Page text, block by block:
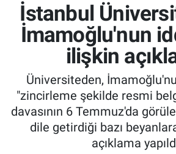
İstanbul
İmamoğlu'nun
ilişkin
Üniversiteden,
"zincirleme şekilde resmi
davasının 6 Temmuz'da
dile getirdiği bazı
açıklama